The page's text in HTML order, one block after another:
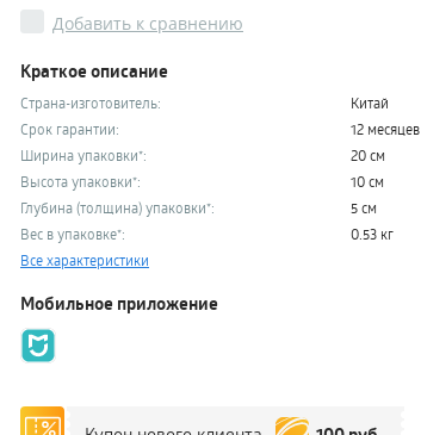
Добавить к сравнению
Краткое описание
Страна-изготовитель:
Китай
Срок гарантии:
12 месяцев
Ширина упаковки*:
20 см
Высота упаковки*:
10 см
Глубина (толщина) упаковки*:
5 см
Вес в упаковке*:
0.53 кг
Все характеристики
Мобильное приложение